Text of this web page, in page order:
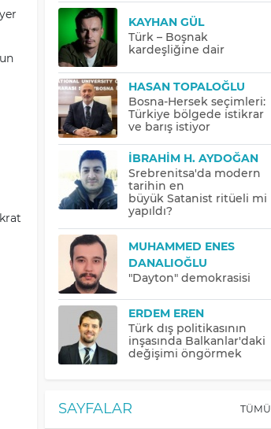
KAYHAN GÜL
Türk – Boşnak
kardeşliğine dair
HASAN TOPALOĞLU
Bosna-Hersek seçimleri:
Türkiye bölgede istikrar
ve barış istiyor
İBRAHIM H. AYDOĞAN
Srebrenitsa'da modern
tarihin en
büyük Satanist ritüeli mi
yapıldı?
MUHAMMED ENES
DANALIOĞLU
"Dayton" demokrasisi
ERDEM EREN
Türk dış politikasının
inşasında Balkanlar'daki
değişimi öngörmek
SAYFALAR TÜMÜ